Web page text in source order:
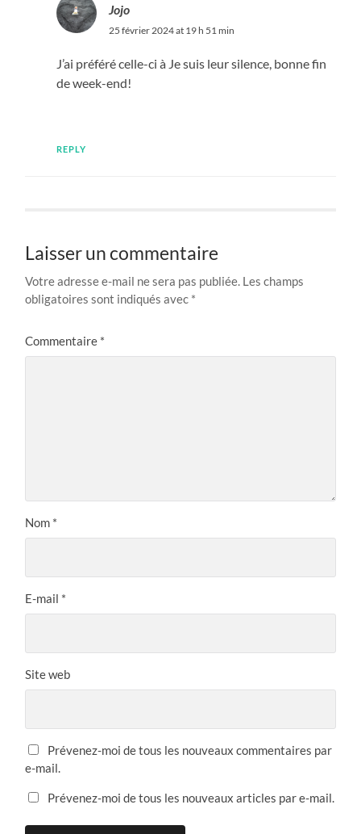
Jojo
25 février 2024 at 19 h 51 min
J’ai préféré celle-ci à Je suis leur silence, bonne fin
de week-end!
REPLY
Laisser un commentaire
Votre adresse e-mail ne sera pas publiée. Les champs
obligatoires sont indiqués avec *
Commentaire *
Nom *
E-mail *
Site web
Prévenez-moi de tous les nouveaux commentaires par
e-mail.
Prévenez-moi de tous les nouveaux articles par e-mail.